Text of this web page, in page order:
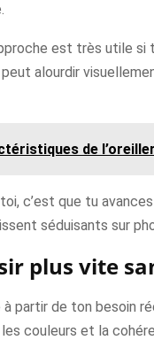
est très utile si
alourdir
de
c’est que tu
séduisants sur
plus vite
partir de ton besoin
couleurs et la